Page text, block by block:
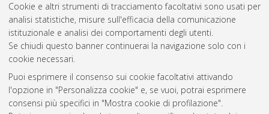
Cookie e altri strumenti di tracciamento facoltativi sono usati per
analisi statistiche, misure sull'efficacia della comunicazione
istituzionale e analisi dei comportamenti degli utenti.
Se chiudi questo banner continuerai la navigazione solo con i
cookie necessari.
Puoi esprimere il consenso sui cookie facoltativi attivando
l'opzione in "Personalizza cookie" e, se vuoi, potrai esprimere
consensi più specifici in "Mostra cookie di profilazione".
Gestione del documento:
Atom
Rss 1.0